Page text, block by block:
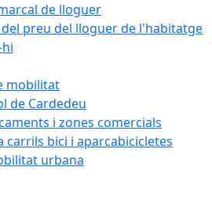
de lloguer
preu del lloguer de l'habitatge
mobilitat
de Cardedeu
i zones comercials
carrils bici i aparcabicicletes
urbana